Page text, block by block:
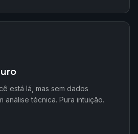
está lá, mas sem dados
análise técnica. Pura intuição.